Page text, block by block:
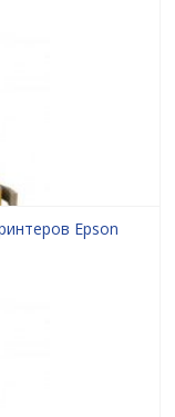
Epson